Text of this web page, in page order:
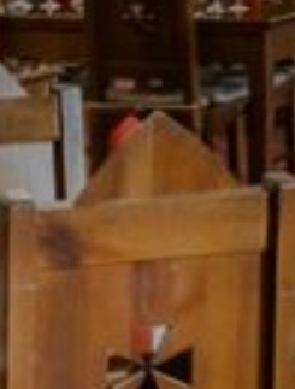
Svadby & oslavy
Svadobný balík
Obradné miestnosti
Svadobná hostina
Svadobné fotenie